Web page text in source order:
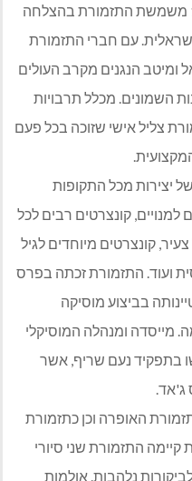
מוביל ומחדש בישראל. משנת 1989 משמשת התזמורת בהצלחה
עם חברי התזמורת
ומיטב הנגנים מקרב העולים
השמונים. מכלל תרבויות
צליל אישי שזוכה בכל פעם
יצירות מכל התקופות
למנויים, קונצרטים רבים לכל
קונצרטים מיוחדים לגיל
ועוד. התזמורת זכתה בפרס
בביצוע מוסיקה
מייסדה ומנהלה המוסיקלי
בתפקיד נעם שריף, אשר
ג'אד.
האופרה וכן כתזמורת
התזמורת שני סיורי
נלהבות. אולמות